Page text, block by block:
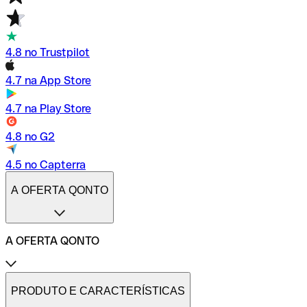
4.8 no Trustpilot
4.7 na App Store
4.7 na Play Store
4.8 no G2
4.5 no Capterra
A OFERTA QONTO
A OFERTA QONTO
Tarifas
Conta profissional online
PRODUTO E CARACTERÍSTICAS